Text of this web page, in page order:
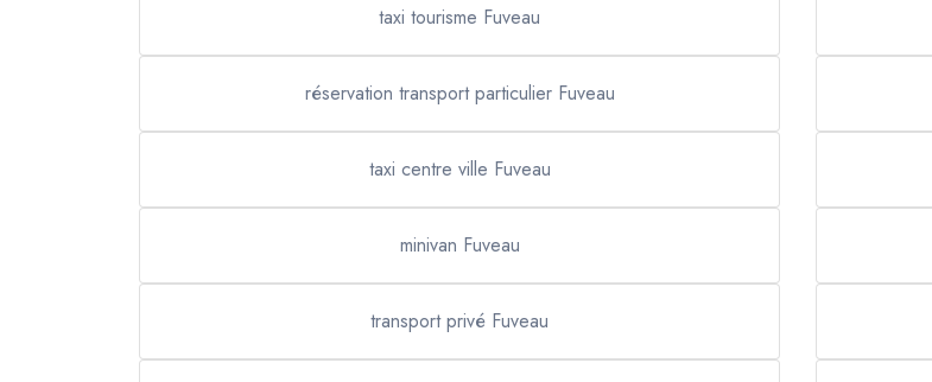
taxi tourisme Fuveau
réservation transport particulier Fuveau
taxi centre ville Fuveau
minivan Fuveau
transport privé Fuveau